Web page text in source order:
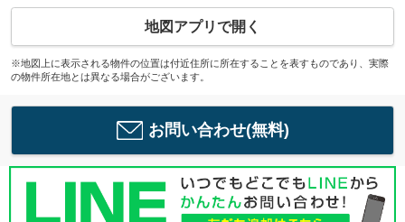
地図アプリで開く
※地図上に表示される物件の位置は付近住所に所在することを表すものであり、実際
の物件所在地とは異なる場合がございます。
お問い合わせ(無料)